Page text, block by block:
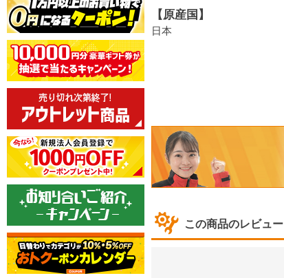
【原産国】
日本
この商品のレビュー